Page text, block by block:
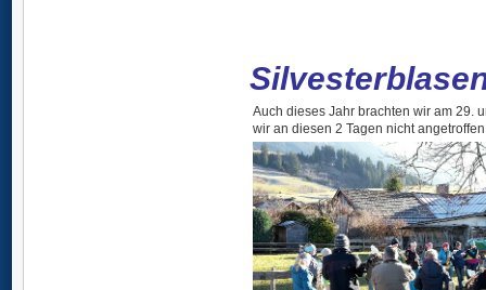
Auch dieses Jahr brachten wir am 29.
wir an diesen 2 Tagen nicht